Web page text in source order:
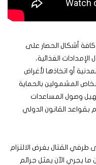
أشكال الحصار على
الغذائية،
أو اتخاذها لأغراض
المشمولين بالحماية
وصول المساعدات
بقواعد القانون الدولي
طرفي القتال بغرض الالتزام
ما يجري الآن يمثل جرائم